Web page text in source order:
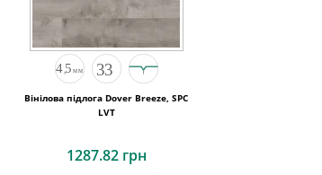
Вінілова підлога Dover Breeze, SPC
LVT
1287.82 грн